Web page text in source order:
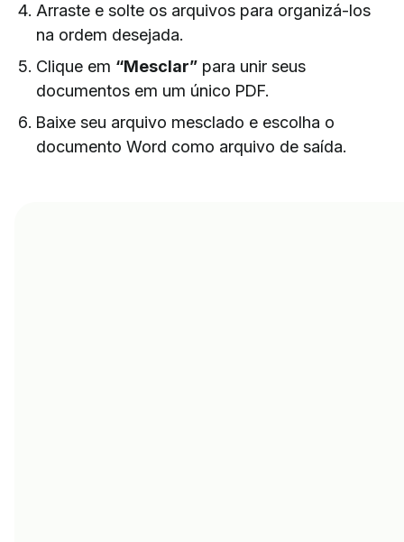
Arraste e solte os arquivos para organizá-los
na ordem desejada.
Clique em “Mesclar” para unir seus
documentos em um único PDF.
Baixe seu arquivo mesclado e escolha o
documento Word como arquivo de saída.